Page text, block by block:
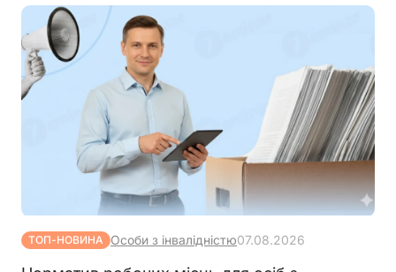
ТОП-НОВИНА Особи з інвалідністю07.08.2026